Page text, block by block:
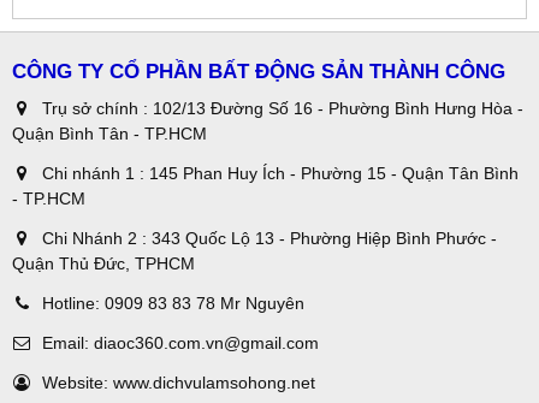
CÔNG TY CỔ PHẦN BẤT ĐỘNG SẢN THÀNH CÔNG
Trụ sở chính : 102/13 Đường Số 16 - Phường Bình Hưng Hòa -
Quận Bình Tân - TP.HCM
Chi nhánh 1 : 145 Phan Huy Ích - Phường 15 - Quận Tân Bình
- TP.HCM
Chi Nhánh 2 : 343 Quốc Lộ 13 - Phường Hiệp Bình Phước -
Quận Thủ Đức, TPHCM
Hotline: 0909 83 83 78 Mr Nguyên
Email: diaoc360.com.vn@gmail.com
Website: www.dichvulamsohong.net